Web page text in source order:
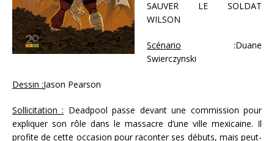
SAUVER LE SOLDAT
WILSON
Scénario :Duane
Swierczynski
Dessin :Jason Pearson
Sollicitation : Deadpool passe devant une commission pour
expliquer son rôle dans le massacre d’une ville mexicaine. Il
profite de cette occasion pour raconter ses débuts, mais peut-